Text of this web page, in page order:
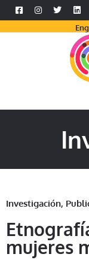
Investigación,
mujeres